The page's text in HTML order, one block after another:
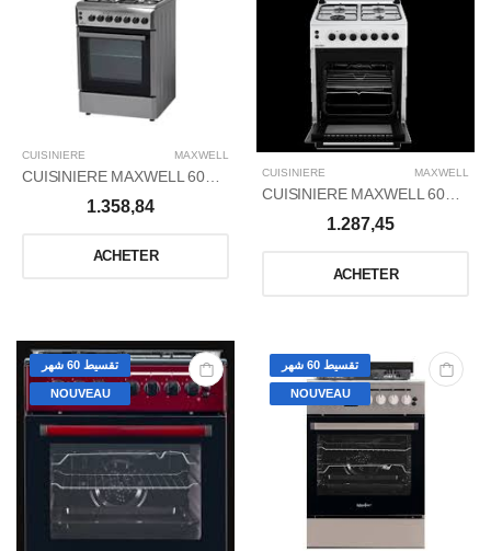
CUISINIERE MAXWELL
1.358,84
ACHETER
CUISINIERE MAXWELL
CUISINIERE MAXWELL 60X60 BLANC VENTILÉ
1.287,45
ACHETER
تقسيط 60 شهر
NOUVEAU
تقسيط 60 شهر
NOUVEAU